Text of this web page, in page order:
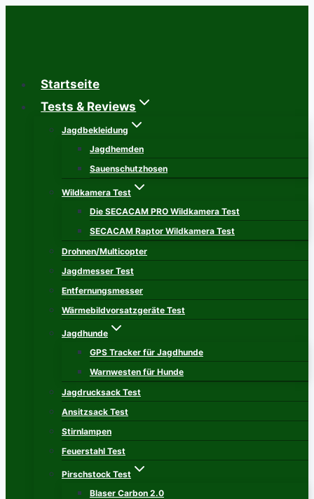
Startseite
Tests & Reviews
Jagdbekleidung
Jagdhemden
Sauenschutzhosen
Wildkamera Test
Die SECACAM PRO Wildkamera Test
SECACAM Raptor Wildkamera Test
Drohnen/Multicopter
Jagdmesser Test
Entfernungsmesser
Wärmebildvorsatzgeräte Test
Jagdhunde
GPS Tracker für Jagdhunde
Warnwesten für Hunde
Jagdrucksack Test
Ansitzsack Test
Stirnlampen
Feuerstahl Test
Pirschstock Test
Blaser Carbon 2.0